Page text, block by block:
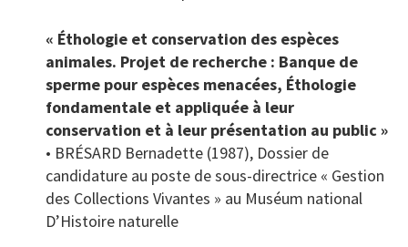
« Éthologie et conservation des espèces
animales. Projet de recherche : Banque de
sperme pour espèces menacées, Éthologie
fondamentale et appliquée à leur
conservation et à leur présentation au public »
• BRÉSARD Bernadette (1987), Dossier de
candidature au poste de sous-directrice « Gestion
des Collections Vivantes » au Muséum national
D’Histoire naturelle